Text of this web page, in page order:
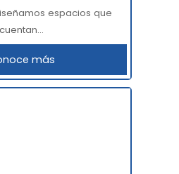
espacios que
cuentan...
más